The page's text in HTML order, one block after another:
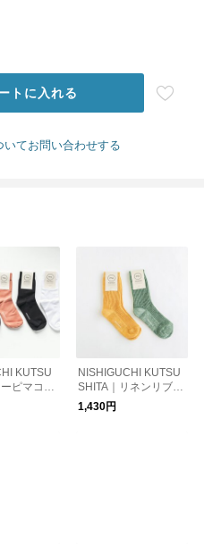
トに入れる
いてお問い合わせする
KUTSU
ピマコッ
ME0105
ゆうパケ
NISHIGUCHI KUTSU
SHITA｜リネンリブソ
ックス ME0102／me
meri【ゆうパケット対
1,430円